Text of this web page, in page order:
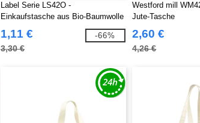
Label Serie LS42O -
Einkaufstasche aus Bio-Baumwolle
1,11 €
3,30 €
-66%
Westford mill
Jute-Tasche
2,60 €
4,26 €